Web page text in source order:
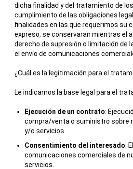
dicha finalidad y del tratamiento de
cumplimiento de las obligaciones
finalidades en las que requerimos su
expreso, se conservaran mientras el
derecho de supresión o limitación de
el envío de comunicaciones
¿Cuál es la legitimación para el
Le indicamos la base legal para el
Ejecución de un contrato:
compra/venta o suministro sobre
y/o servicios.
Consentimiento del interesado:
comunicaciones comerciales de
servicios.